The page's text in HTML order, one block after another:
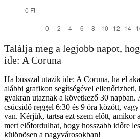
Találja meg a legjobb napot,
ide: A Coruna
Ha busszal utazik ide: A Coruna, ha el
alábbi grafikon segítségével
gyakran utaznak a következő 30 napban.
csúcsidő reggel 6:30 és 9 óra között,
van. Kérjük, tartsa ezt szem előtt, amikor
mert előfordulhat, hogy hosszabb időre
különösen a nagyvárosokban!